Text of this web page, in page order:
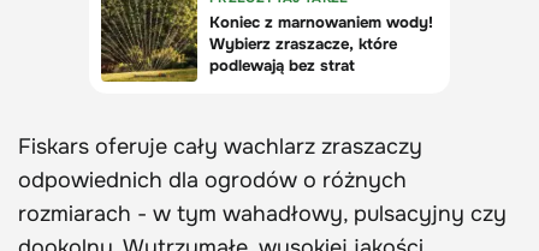
Fiskars oferuje cały wachlarz zraszaczy
odpowiednich dla ogrodów o różnych
rozmiarach - w tym wahadłowy, pulsacyjny czy